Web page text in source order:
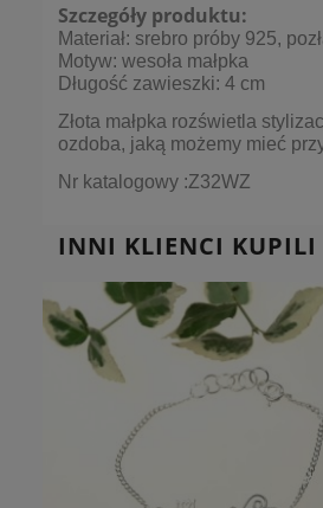
Szczegóły produktu:
Materiał: srebro próby 925,
Motyw: wesoła małpka
Długość zawieszki: 4 cm
Złota małpka rozświetla
ozdoba, jaką możemy mieć
Nr katalogowy :Z32WZ
INNI KLIENCI KUPILI